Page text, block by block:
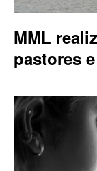
MML
pastores